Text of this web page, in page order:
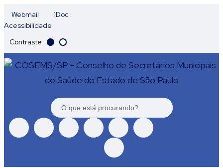
Webmail
1Doc
Acessibilidade
Contraste